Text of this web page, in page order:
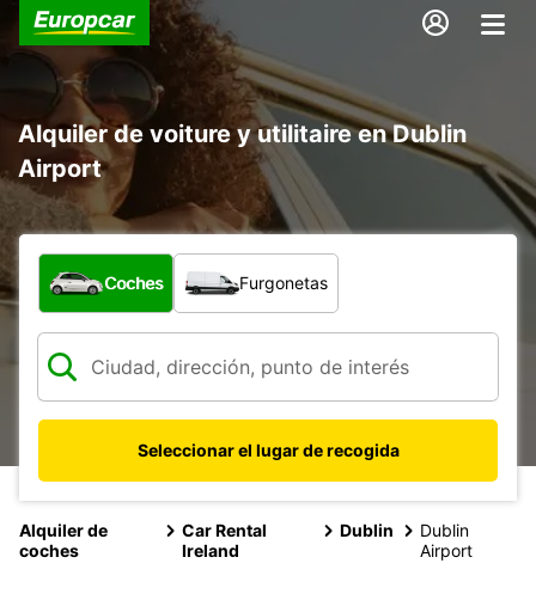
Alquiler de voiture y utilitaire en Dublin
Airport
¿Qué tipo de vehículo?
Coches Furgonetas
Seleccionar el lugar de recogida
Alquiler de
coches
Car Rental
Ireland
Dublin
Dublin
Airport